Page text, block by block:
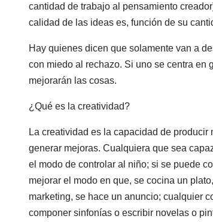
cantidad de trabajo al pensamiento
calidad de las ideas es, función de su
Hay quienes dicen que solamente van a
con miedo al rechazo. Si uno se centra en
mejorarán las cosas.
¿Qué es la creatividad?
La creatividad es la capacidad de
generar mejoras. Cualquiera que sea
el modo de controlar al niño; si se puede
mejorar el modo en que, se cocina un
marketing, se hace un anuncio; cualquier
componer sinfonías o escribir novelas o